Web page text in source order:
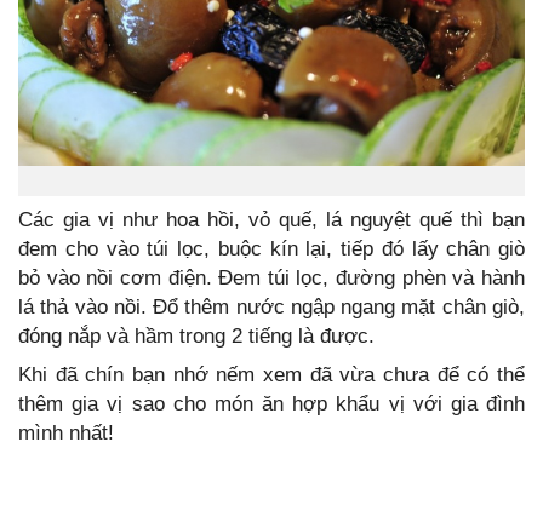
Các gia vị như hoa hồi, vỏ quế, lá nguyệt quế thì bạn
đem cho vào túi lọc, buộc kín lại, tiếp đó lấy chân giò
bỏ vào nồi cơm điện. Đem túi lọc, đường phèn và hành
lá thả vào nồi. Đổ thêm nước ngập ngang mặt chân giò,
đóng nắp và hầm trong 2 tiếng là được.
Khi đã chín bạn nhớ nếm xem đã vừa chưa để có thể
thêm gia vị sao cho món ăn hợp khẩu vị với gia đình
mình nhất!